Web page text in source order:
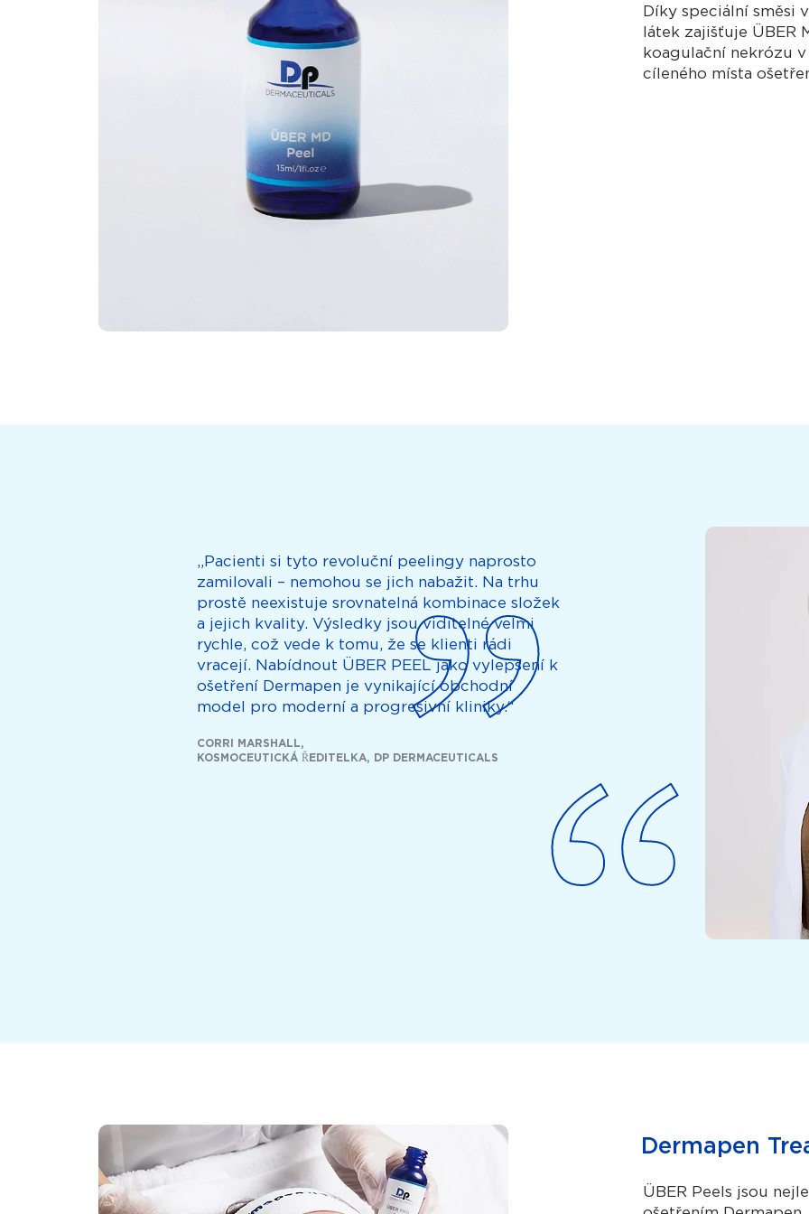
Díky speciální směsi
látek zajišťuje ÜBER
koagulační nekrózu
cíleného místa
„Pacienti si tyto revoluční peelingy naprosto
zamilovali – nemohou se jich nabažit. Na trhu
prostě neexistuje srovnatelná kombinace složek
a jejich kvality. Výsledky jsou viditelné velmi
rychle, což vede k tomu, že se klienti rádi
vracejí. Nabídnout ÜBER PEEL jako vylepšení k
ošetření Dermapen je vynikající obchodní
model pro moderní a progresivní kliniky.“
CORRI MARSHALL,
KOSMOCEUTICKÁ ŘEDITELKA, DP DERMACEUTICALS
Dermapen
ÜBER Peels jsou